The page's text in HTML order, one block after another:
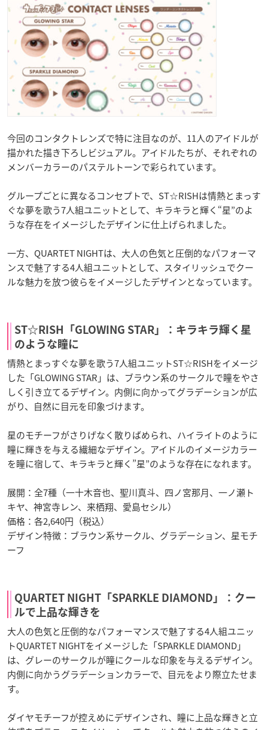
今回のコンタクトレンズで特に注目なのが、11人のアイドルが
描かれた描き下ろしビジュアル。アイドルたちが、それぞれの
メンバーカラーのパステルトーンで彩られています。
グループごとに異なるコンセプトで、ST☆RISHは情熱とまっす
ぐな夢を歌う7人組ユニットとして、キラキラと輝く“星”のよ
うな存在をイメージしたデザインに仕上げられました。
一方、QUARTET NIGHTは、大人の色気と圧倒的なパフォーマ
ンスで魅了する4人組ユニットとして、スタイリッシュでクー
ルな魅力を放つ彼らをイメージしたデザインとなっています。
ST☆RISH「GLOWING STAR」：キラキラ輝く星
のような瞳に
情熱とまっすぐな夢を歌う7人組ユニットST☆RISHをイメージ
した「GLOWING STAR」は、ブラウン系のサークルで瞳をやさ
しく引き立てるデザイン。内側に向かってグラデーションが広
がり、自然に目元を印象づけます。
星のモチーフがさりげなく散りばめられ、ハイライトのように
瞳に輝きを与える繊細なデザイン。アイドルのイメージカラー
を瞳に宿して、キラキラと輝く”星”のような存在になれます。
展開：全7種（一十木音也、聖川真斗、四ノ宮那月、一ノ瀬ト
キヤ、神宮寺レン、来栖翔、愛島セシル）
価格：各2,640円（税込）
デザイン特徴：ブラウン系サークル、グラデーション、星モチ
ーフ
QUARTET NIGHT「SPARKLE DIAMOND」：クー
ルで上品な輝きを
大人の色気と圧倒的なパフォーマンスで魅了する4人組ユニッ
トQUARTET NIGHTをイメージした「SPARKLE DIAMOND」
は、グレーのサークルが瞳にクールな印象を与えるデザイン。
内側に向かうグラデーションカラーで、目元をより際立たせま
す。
ダイヤモチーフが控えめにデザインされ、瞳に上品な輝きと立